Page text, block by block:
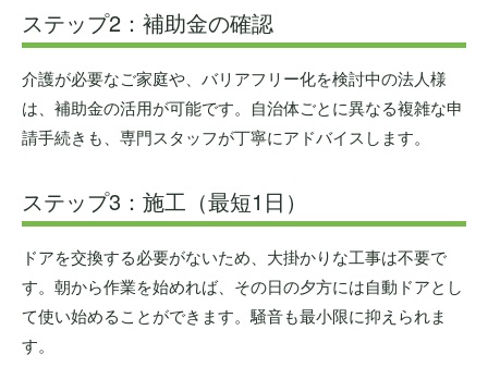
ステップ2：補助金の確認
介護が必要なご家庭や、バリアフリー化を検討中の法人様
は、補助金の活用が可能です。自治体ごとに異なる複雑な申
請手続きも、専門スタッフが丁寧にアドバイスします。
ステップ3：施工（最短1日）
ドアを交換する必要がないため、大掛かりな工事は不要で
す。朝から作業を始めれば、その日の夕方には自動ドアとし
て使い始めることができます。騒音も最小限に抑えられま
す。